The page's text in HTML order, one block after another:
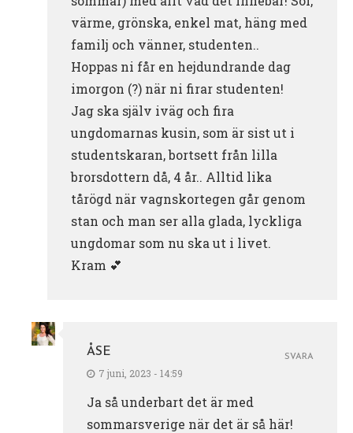
värme, grönska, enkel mat, häng med
familj och vänner, studenten..
Hoppas ni får en hejdundrande dag
imorgon (?) när ni firar studenten!
Jag ska själv iväg och fira
ungdomarnas kusin, som är sist ut i
studentskaran, bortsett från lilla
brorsdottern då, 4 år.. Alltid lika
tårögd när vagnskortegen går genom
stan och man ser alla glada, lyckliga
ungdomar som nu ska ut i livet.
Kram 💕
ÅSE
7 juni, 2023 - 14:59
Ja så underbart det är med
sommarsverige när det är så här!
SVARA